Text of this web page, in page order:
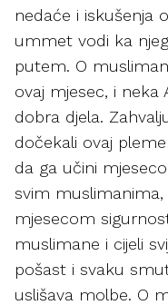
nedaće i iskušenja
ummet vodi ka
putem. O
ovaj mjesec, i neka
dobra djela.
dočekali ovaj
da ga učini
svim
mjesecom
muslimane i cijeli
pošast i svaku
uslišava molbe. O